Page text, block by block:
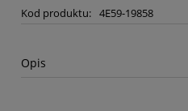
Kod produktu: 4E59-19858
Opis